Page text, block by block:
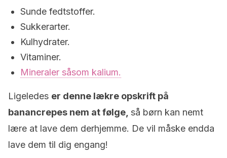
Sunde fedtstoffer.
Sukkerarter.
Kulhydrater.
Vitaminer.
Mineraler såsom kalium.
Ligeledes er denne lækre opskrift på
banancrepes nem at følge, så børn kan nemt
lære at lave dem derhjemme. De vil måske endda
lave dem til dig engang!